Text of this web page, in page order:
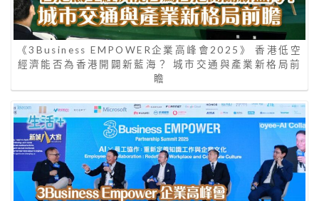
《3Business EMPOWER企業高峰會2025》 香港低空
經濟能否為香港開闢新藍海？ 城市交通與產業新格局前
瞻